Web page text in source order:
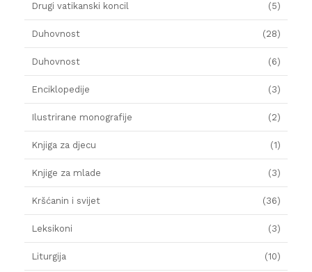
Drugi vatikanski koncil (5)
Duhovnost (28)
Duhovnost (6)
Enciklopedije (3)
Ilustrirane monografije (2)
Knjiga za djecu (1)
Knjige za mlade (3)
Kršćanin i svijet (36)
Leksikoni (3)
Liturgija (10)